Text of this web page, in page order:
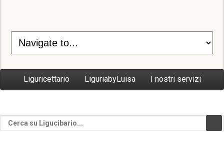
Liguricettario LiguriabyLuisa I nostri servizi